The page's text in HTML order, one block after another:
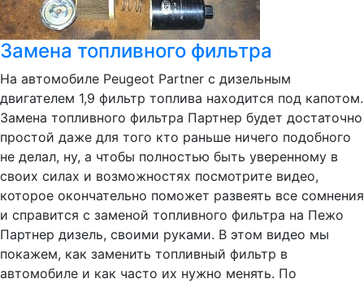
Замена топливного фильтра
На автомобиле Peugeot Partner с дизельным
двигателем 1,9 фильтр топлива находится под капотом.
Замена топливного фильтра Партнер будет достаточно
простой даже для того кто раньше ничего подобного
не делал, ну, а чтобы полностью быть уверенному в
своих силах и возможностях посмотрите видео,
которое окончательно поможет развеять все сомнения
и справится с заменой топливного фильтра на Пежо
Партнер дизель, своими руками. В этом видео мы
покажем, как заменить топливный фильтр в
автомобиле и как часто их нужно менять. По